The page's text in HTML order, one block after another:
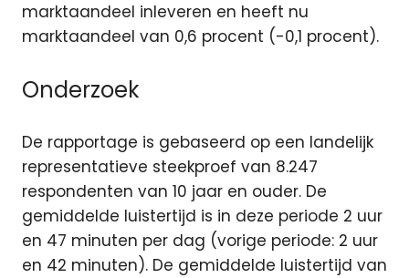
marktaandeel inleveren en heeft nu
marktaandeel van 0,6 procent (-0,1 procent).
Onderzoek
De rapportage is gebaseerd op een landelijk
representatieve steekproef van 8.247
respondenten van 10 jaar en ouder. De
gemiddelde luistertijd is in deze periode 2 uur
en 47 minuten per dag (vorige periode: 2 uur
en 42 minuten). De gemiddelde luistertijd van